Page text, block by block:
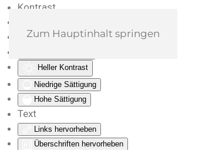
Kontrast
Monochrom
Heller Kontrast
Niedrige Sättigung
Hohe Sättigung
Text
Links hervorheben
Überschriften hervorheben
Zum Hauptinhalt springen